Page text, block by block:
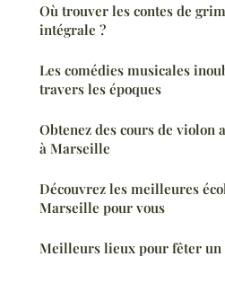
Où trouver les contes de
intégrale ?
Les comédies musicales
travers les époques
Obtenez des cours de violon
à Marseille
Découvrez les meilleures
Marseille pour vous
Meilleurs lieux pour fêter